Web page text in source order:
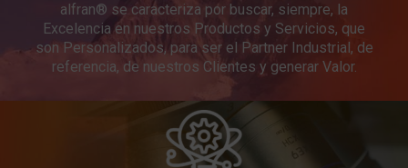
alfran® se caracteriza por buscar, siempre, la
Excelencia en nuestros Productos y Servicios, que
son Personalizados, para ser el Partner Industrial, de
referencia, de nuestros Clientes y generar Valor.